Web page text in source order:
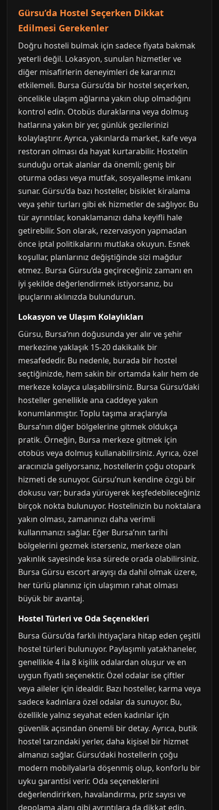
Gürsu’da Hostel Seçerken Dikkat
Edilmesi Gerekenler
Doğru hosteli bulmak için sadece fiyata bakmak
yeterli değil. Lokasyon, sunulan hizmetler ve
diğer misafirlerin deneyimleri de kararınızı
etkilemeli. Bursa Gürsu’da bir hostel seçerken,
öncelikle ulaşım ağlarına yakın olup olmadığını
kontrol edin. Otobüs duraklarına veya dolmuş
hatlarına yakın bir yer, günlük gezilerinizi
kolaylaştırır. Ayrıca, yakınlarda market, kafe veya
restoran olması da hayat kurtarabilir. Hostelin
sunduğu ortak alanlar da önemli; geniş bir
oturma odası veya mutfak, sosyalleşme imkanı
sunar. Gürsu’da bazı hosteller, bisiklet kiralama
veya şehir turları gibi ek hizmetler de sağlıyor. Bu
tür ayrıntılar, konaklamanızı daha keyifli hale
getirebilir. Son olarak, rezervasyon yapmadan
önce iptal politikalarını mutlaka okuyun. Esnek
koşullar, planlarınız değiştiğinde sizi mağdur
etmez. Bursa Gürsu’da geçireceğiniz zamanı en
iyi şekilde değerlendirmek istiyorsanız, bu
ipuçlarını aklınızda bulundurun.
Lokasyon ve Ulaşım Kolaylıkları
Gürsu, Bursa’nın doğusunda yer alır ve şehir
merkezine yaklaşık 15-20 dakikalık bir
mesafededir. Bu nedenle, burada bir hostel
seçtiğinizde, hem sakin bir ortamda kalır hem de
merkeze kolayca ulaşabilirsiniz. Bursa Gürsu’daki
hosteller genellikle ana caddeye yakın
konumlanmıştır. Toplu taşıma araçlarıyla
Bursa’nın diğer bölgelerine gitmek oldukça
pratik. Örneğin, Bursa merkeze gitmek için
otobüs veya dolmuş kullanabilirsiniz. Ayrıca, özel
aracınızla geliyorsanız, hostellerin çoğu otopark
hizmeti de sunuyor. Gürsu’nun kendine özgü bir
dokusu var; burada yürüyerek keşfedebileceğiniz
birçok nokta bulunuyor. Hostelinizin bu noktalara
yakın olması, zamanınızı daha verimli
kullanmanızı sağlar. Eğer Bursa’nın tarihi
bölgelerini gezmek isterseniz, merkeze olan
yakınlık sayesinde kısa sürede orada olabilirsiniz.
Bursa Gürsu escort arayışı da dahil olmak üzere,
her türlü planınız için ulaşımın rahat olması
büyük bir avantaj.
Hostel Türleri ve Oda Seçenekleri
Bursa Gürsu’da farklı ihtiyaçlara hitap eden çeşitli
hostel türleri bulunuyor. Paylaşımlı yatakhaneler,
genellikle 4 ila 8 kişilik odalardan oluşur ve en
uygun fiyatlı seçenektir. Özel odalar ise çiftler
veya aileler için idealdir. Bazı hosteller, karma veya
sadece kadınlara özel odalar da sunuyor. Bu,
özellikle yalnız seyahat eden kadınlar için
güvenlik açısından önemli bir detay. Ayrıca, butik
hostel tarzındaki yerler, daha kişisel bir hizmet
almanızı sağlar. Gürsu’daki hostellerin çoğu
modern mobilyalarla döşenmiş olup, konforlu bir
uyku garantisi verir. Oda seçeneklerini
değerlendirirken, havalandırma, priz sayısı ve
depolama alanı gibi ayrıntılara da dikkat edin.